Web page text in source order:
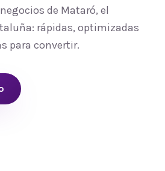
de Mataró, el
rápidas, optimizadas
para convertir.